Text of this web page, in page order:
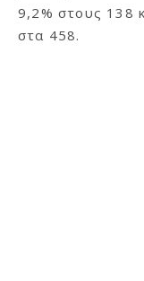
9,2% στους 138
στα 458.